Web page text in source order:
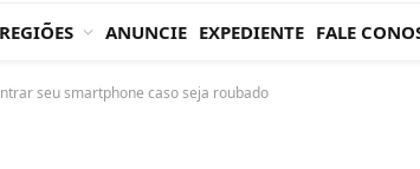
REGIÕES ANUNCIE EXPEDIENTE FALE
seu smartphone caso seja roubado